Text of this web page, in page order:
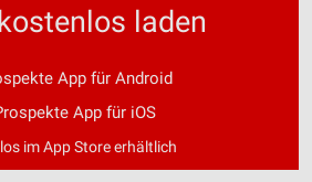
laden
App für Android
App für iOS
im App Store erhältlich